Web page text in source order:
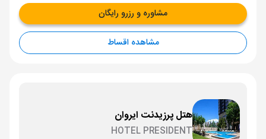
مشاوره و رزرو رایگان
مشاهده اقساط
هتل پرزیدنت ایروان
HOTEL PRESIDENT